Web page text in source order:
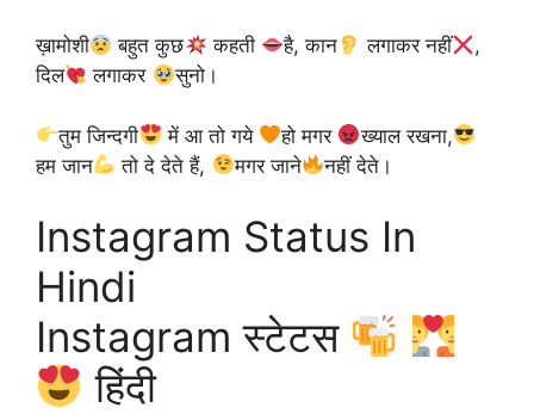
ख़ामोशी बहुत कुछ कहती है, कान लगाकर नहीं
,
दिल
लगाकर सुनो।
तुम जिन्दगी में आ तो गये हो मगर
ख्याल रखना,
हम जान
तो दे देते हैं, मगर जाने नहीं देते।
Instagram Status In
Hindi
Instagram स्टेटस
हिंदी